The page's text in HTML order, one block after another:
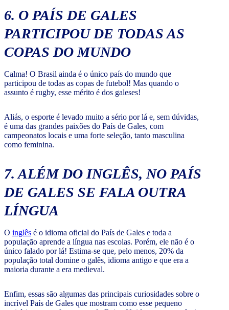
6. O PAÍS DE GALES
PARTICIPOU DE TODAS AS
COPAS DO MUNDO
Calma! O Brasil ainda é o único país do mundo que
participou de todas as copas de futebol! Mas quando o
assunto é rugby, esse mérito é dos galeses!
Aliás, o esporte é levado muito a sério por lá e, sem dúvidas,
é uma das grandes paixões do País de Gales, com
campeonatos locais e uma forte seleção, tanto masculina
como feminina.
7. ALÉM DO INGLÊS, NO PAÍS
DE GALES SE FALA OUTRA
LÍNGUA
O inglês é o idioma oficial do País de Gales e toda a
população aprende a língua nas escolas. Porém, ele não é o
único falado por lá! Estima-se que, pelo menos, 20% da
população total domine o galês, idioma antigo e que era a
maioria durante a era medieval.
Enfim, essas são algumas das principais curiosidades sobre o
incrível País de Gales que mostram como esse pequeno